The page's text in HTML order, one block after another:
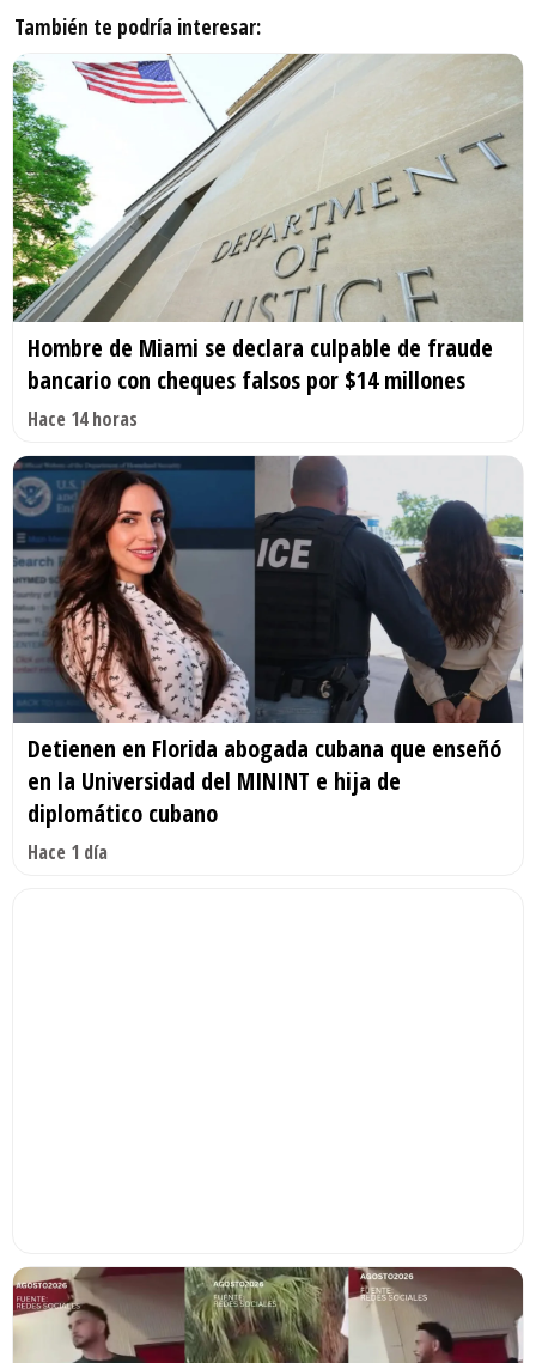
También te podría interesar:
Hombre de Miami se declara culpable de fraude
bancario con cheques falsos por $14 millones
Hace 14 horas
Detienen en Florida abogada cubana que enseñó
en la Universidad del MININT e hija de
diplomático cubano
Hace 1 día